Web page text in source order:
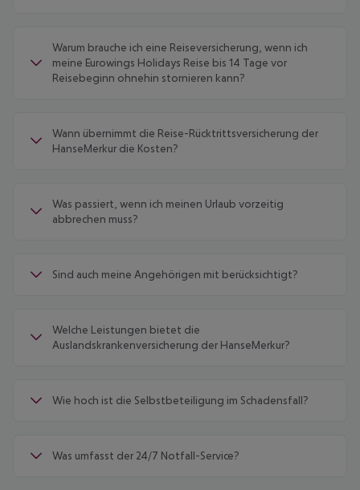
Warum brauche ich eine Reiseversicherung, wenn ich
meine Eurowings Holidays Reise bis 14 Tage vor
Reisebeginn ohnehin stornieren kann?
Wann übernimmt die Reise-Rücktrittsversicherung der
HanseMerkur die Kosten?
Was passiert, wenn ich meinen Urlaub vorzeitig
abbrechen muss?
Sind auch meine Angehörigen mit berücksichtigt?
Welche Leistungen bietet die
Auslandskrankenversicherung der HanseMerkur?
Wie hoch ist die Selbstbeteiligung im Schadensfall?
Was umfasst der 24/7 Notfall-Service?